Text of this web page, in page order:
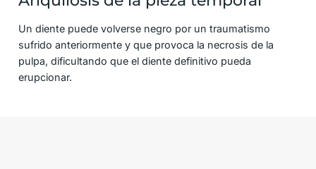
Un diente puede volverse negro por un traumatismo
sufrido anteriormente y que provoca la necrosis de la
pulpa, dificultando que el diente definitivo pueda
erupcionar.